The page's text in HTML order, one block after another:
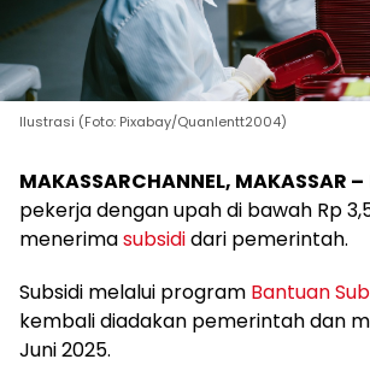
Ilustrasi (Foto: Pixabay/Quanlentt2004)
MAKASSARCHANNEL, MAKASSAR –
pekerja dengan upah di bawah Rp
menerimasubsididari pemerintah.
Subsidi melalui program Bantuan
kembali diadakan pemerintah dan
Juni 2025.